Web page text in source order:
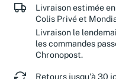
Livraison estimée en
Colis Privé et
Livraison le
les commandes